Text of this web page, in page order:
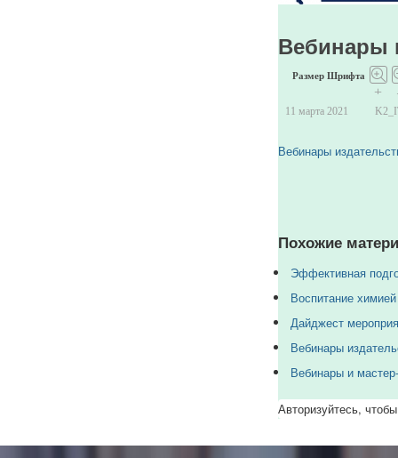
пользователя
ID
513.
Вебинары
Размер Шрифта
+
11 марта 2021
Вебинары
Похожие
Эффективная
Воспитание химией
Дайджест
Вебинары
Вебинары и
Авторизуйтесь,